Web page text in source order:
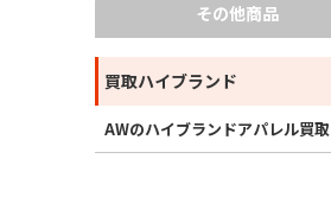
その他商品
買取ハイブランド
AWのハイブランドアパレル買取